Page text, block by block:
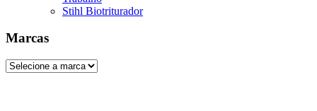
Stihl Biotriturador
Marcas